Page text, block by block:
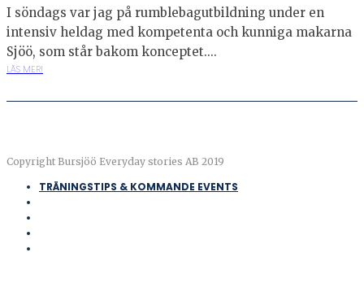
I söndags var jag på rumblebagutbildning under en
intensiv heldag med kompetenta och kunniga makarna
Sjöö, som står bakom konceptet....
LÄS MER!
Copyright Bursjöö Everyday stories AB 2019
TRÄNINGSTIPS & KOMMANDE EVENTS